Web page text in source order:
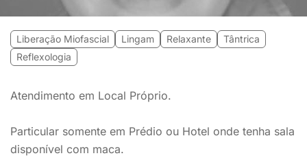
Liberação Miofascial Lingam Relaxante
Tântrica
Reflexologia
Atendimento em Local Próprio.
Particular somente em Prédio ou Hotel onde tenha sala
disponível com maca.